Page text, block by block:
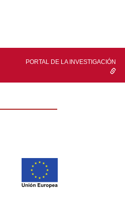
PORTAL DE LA INVESTIGACIÓN